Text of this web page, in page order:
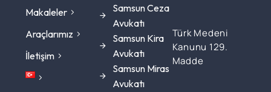
Makaleler
Araçlarımız
İletişim
Samsun Ceza
Avukatı
Samsun Kira
Avukatı
Samsun Miras
Avukatı
Türk Medeni
Kanunu 129.
Madde